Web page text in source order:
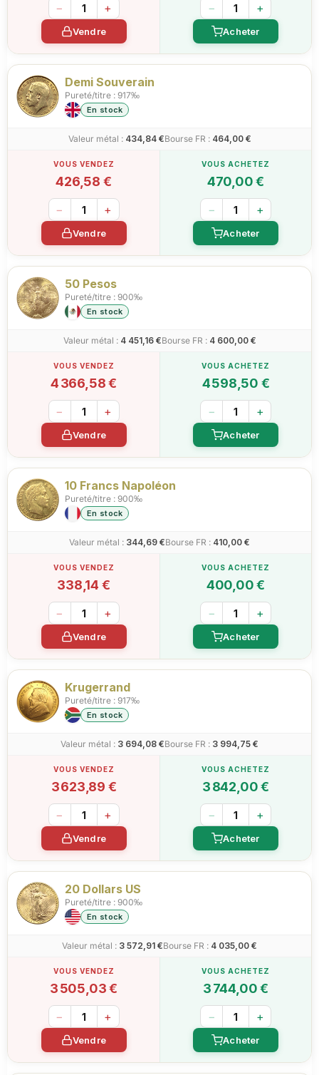
− +
Vendre
− +
Acheter
Demi Souverain
Pureté/titre : 917‰
En stock
426,58 €
− +
Vendre
Valeur métal : 434,84 €Bourse FR : 464,00 €
470,00 €
− +
Acheter
50 Pesos
Pureté/titre : 900‰
En stock
4 366,58 €
− +
Vendre
Valeur métal : 4 451,16 €Bourse FR : 4 600,00 €
4 598,50 €
− +
Acheter
10 Francs Napoléon
Pureté/titre : 900‰
En stock
338,14 €
− +
Vendre
Valeur métal : 344,69 €Bourse FR : 410,00 €
400,00 €
− +
Acheter
Krugerrand
Pureté/titre : 917‰
En stock
3 623,89 €
− +
Vendre
Valeur métal : 3 694,08 €Bourse FR : 3 994,75 €
3 842,00 €
− +
Acheter
20 Dollars US
Pureté/titre : 900‰
En stock
3 505,03 €
− +
Vendre
Valeur métal : 3 572,91 €Bourse FR : 4 035,00 €
3 744,00 €
− +
Acheter